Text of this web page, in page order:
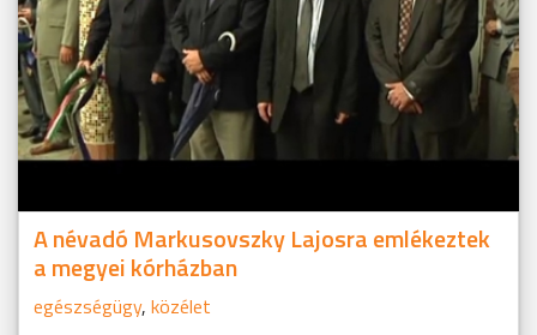
A névadó Markusovszky Lajosra emlékeztek
a megyei kórházban
egészségügy, közélet